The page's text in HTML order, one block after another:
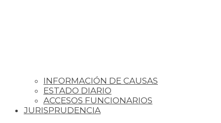
INFORMACIÓN DE CAUSAS
ESTADO DIARIO
ACCESOS FUNCIONARIOS
JURISPRUDENCIA